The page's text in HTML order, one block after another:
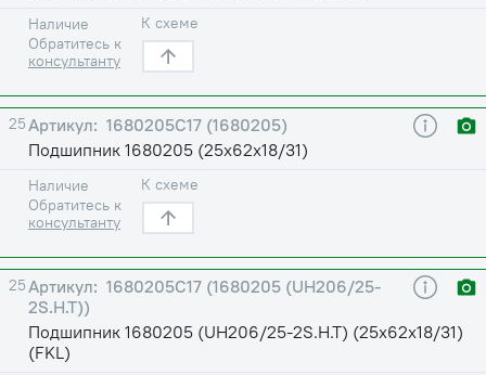
Наличие
Обратитесь к
консультанту
К схеме
25
1680205С17 (1680205)
Подшипник 1680205 (25х62х18/31)
Наличие
Обратитесь к
консультанту
К схеме
25
1680205С17 (1680205 (UH206/25-
2S.H.T))
Подшипник 1680205 (UH206/25-2S.H.T) (25х62х18/31)
(FKL)